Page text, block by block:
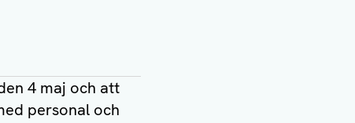
4 maj och att
personal och